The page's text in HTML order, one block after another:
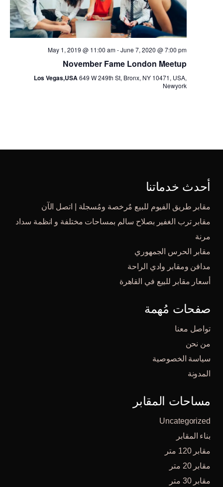
May 1, 2019 @ 11:00 am-June 7, 2020 @ 7:00 pm
November Fame London Meetup
Los Vegas,USA649 W 249th St, Bronx, NY 10471, USA,
Newyork
أحدث خدماتنا
مقابر طريق الفيوم للبيع مٌرخصة ومُسجلة | اتصل الآن
مقابر ترب الغفير بصلاح سالم بمساحات مختلفة و انظمة سداد
مرنة
مقابر الحرس الجمهوري
مدافن ومقابر وادي الراحة
أسعار مقابر للبيع في القاهرة
صفحات مُهمة
تواصل معنا
من نحن
سياسة الخصوصية
المدونة
مساحات المقابر
Uncategorized
بناء المقابر
مقابر 120 متر
مقابر 20 متر
مقابر 30 متر